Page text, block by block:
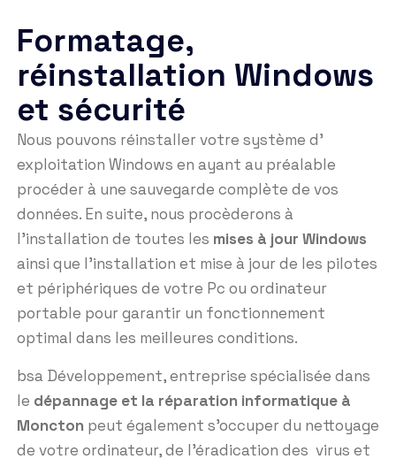
Formatage,
réinstallation Windows
et sécurité
Nous pouvons réinstaller votre système d’
exploitation Windows en ayant au préalable
procéder à une sauvegarde complète de vos
données. En suite, nous procèderons à
l’installation de toutes les mises à jour Windows
ainsi que l’installation et mise à jour de les pilotes
et périphériques de votre Pc ou ordinateur
portable pour garantir un fonctionnement
optimal dans les meilleures conditions.
bsa Développement, entreprise spécialisée dans
le dépannage et la réparation informatique à
Moncton peut également s’occuper du nettoyage
de votre ordinateur, de l’éradication des virus et